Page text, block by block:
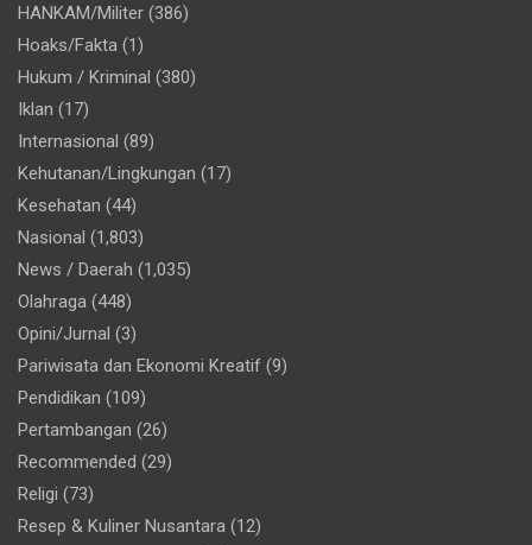
HANKAM/Militer (386)
Hoaks/Fakta (1)
Hukum / Kriminal (380)
Iklan (17)
Internasional (89)
Kehutanan/Lingkungan (17)
Kesehatan (44)
Nasional (1,803)
News / Daerah (1,035)
Olahraga (448)
Opini/Jurnal (3)
Pariwisata dan Ekonomi Kreatif (9)
Pendidikan (109)
Pertambangan (26)
Recommended (29)
Religi (73)
Resep & Kuliner Nusantara (12)